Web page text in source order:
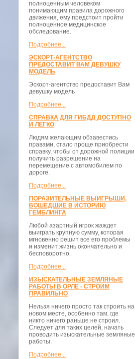
полноценным человеком
понимающим правила дорожного
движения, ему предстоит пройти
полноценное медицинское
обследование.
Подробнее...
ЭСКОРТ-АГЕНТСТВО
ПРЕДОСТАВИТ ВАМ ДЕВУШКУ
МОДЕЛЬ
Эскорт-агентство предоставит Вам
девушку модель
Подробнее...
СПРАВКА ДЛЯ ГИБДД ДОСТУПНО
И ЛЕГКО
Людям желающим обзавестись
правами, стало проще приобрести
справку, чтобы от дорожной полиции
получить разрешение на
перемещение с автомобилем по
дороге.
Подробнее...
ПОРАЗИТЕЛЬНЫЕ ВЫИГРЫШИ,
ВОШЕДШИЕ В ИСТОРИЮ
ГЕМБЛИНГА
Любой азартный игрок жаждет
выиграть крупную сумму, которая
мгновенно решит все его проблемы
и изменит жизнь окончательно и
бесповоротно.
Подробнее...
ИЗЫСКАТЕЛЬНЫЕ ЗЕМЛЯНЫЕ
РАБОТЫ В ОРЛЕ - СТРОИМ
ПРАВИЛЬНО
Нельзя ничего просто так строить на
новом месте, особенно там, где
никто ничего раньше не строил.
Следует для таких целей, начать
проводить изыскательные земляные
работы.
Подробнее...